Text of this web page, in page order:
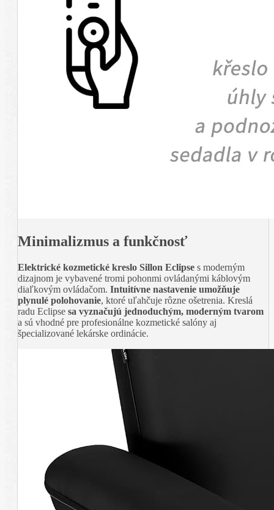
Minimalizmus a funkčnosť
Elektrické kozmetické kreslo Sillon Eclipse s moderným
dizajnom je vybavené tromi pohonmi ovládanými káblovým
diaľkovým ovládačom. Intuitívne nastavenie umožňuje
plynulé polohovanie, ktoré uľahčuje rôzne ošetrenia. Kreslá
radu Eclipse sa vyznačujú jednoduchým, moderným tvarom
a sú vhodné pre profesionálne kozmetické salóny aj
špecializované lekárske ordinácie.